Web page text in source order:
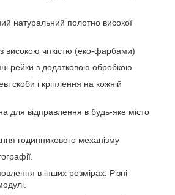
натуральний полотно високої
високою чіткістю (еко-фарбами)
рейки з додатковою обробкою
скоби і кріплення на кожній
для відправлення в будь-яке місто
годинникового механізму
в інших розмірах. Різні